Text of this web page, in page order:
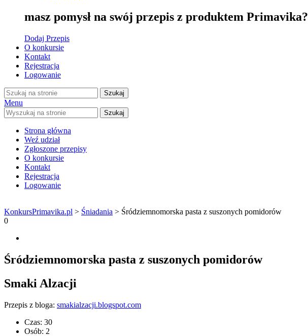
masz pomysł na swój przepis z produktem Primavika?
Dodaj Przepis
O konkursie
Kontakt
Rejestracja
Logowanie
Szukaj
Menu
Szukaj
Strona główna
Weź udział
Zgłoszone przepisy
O konkursie
Kontakt
Rejestracja
Logowanie
KonkursPrimavika.pl > Śniadania > Śródziemnomorska pasta z suszonych pomidorów
0
Śródziemnomorska pasta z suszonych pomidorów
Smaki Alzacji
Przepis z bloga: smakialzacji.blogspot.com
Czas: 30
Osób: 2